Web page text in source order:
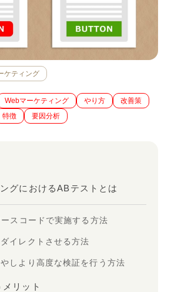
ケティング
Webマーケティング やり方
改善策
特徴 要因分析
グにおけるABテストとは
スコードで実施する方法
イレクトさせる方法
しより高度な検証を行う方法
リット